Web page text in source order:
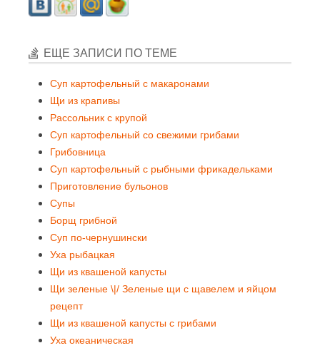
ЕЩЕ ЗАПИСИ ПО ТЕМЕ
Суп картофельный с макаронами
Щи из крапивы
Рассольник с крупой
Суп картофельный со свежими грибами
Грибовница
Суп картофельный с рыбными фрикадельками
Приготовление бульонов
Супы
Борщ грибной
Суп по-чернушински
Уха рыбацкая
Щи из квашеной капусты
Щи зеленые \|/ Зеленые щи с щавелем и яйцом
рецепт
Щи из квашеной капусты с грибами
Уха океаническая